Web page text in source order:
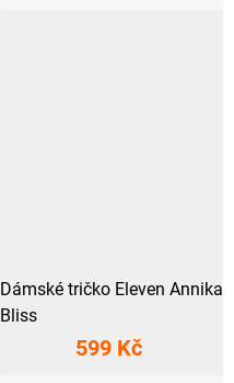
Dámské tričko Eleven Annika
Bliss
599 Kč